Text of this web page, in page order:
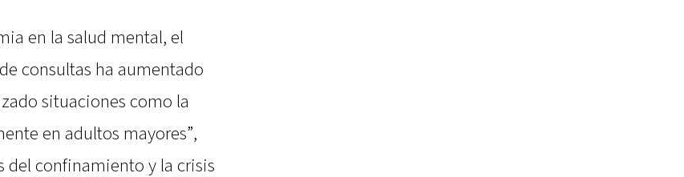
en la salud mental, el
consultas ha aumentado
situaciones como la
en adultos mayores”,
del confinamiento y la crisis